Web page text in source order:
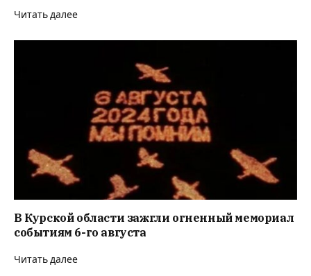
Читать далее
В Курской области зажгли огненный мемориал
событиям 6-го августа
Читать далее